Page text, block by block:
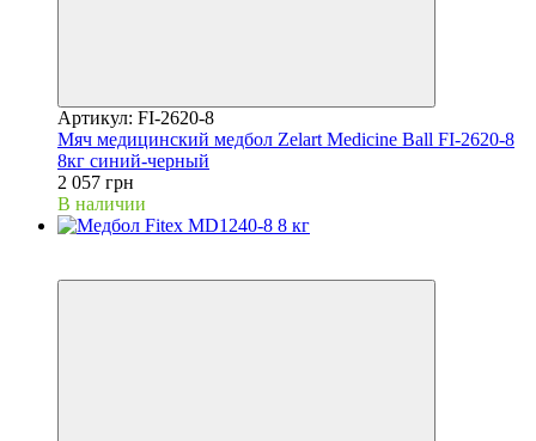
Артикул: FI-2620-8
Мяч медицинский медбол Zelart Medicine Ball FI-2620-8
8кг синий-черный
2 057 грн
В наличии